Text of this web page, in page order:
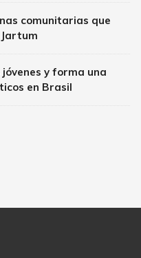
comunitarias que
y forma una
en Brasil